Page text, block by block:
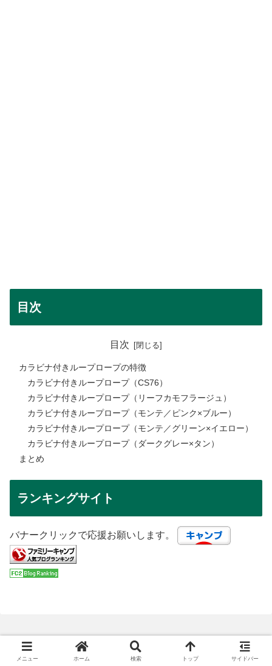
目次
目次
カラビナ付きループロープの特徴
カラビナ付きループロープ（CS76）
カラビナ付きループロープ（リーフカモフラージュ）
カラビナ付きループロープ（モンテ／ピンク×ブルー）
カラビナ付きループロープ（モンテ／グリーン×イエロー）
カラビナ付きループロープ（ダークグレー×タン）
まとめ
ランキングサイト
バナークリックで応援お願いします。
カテゴリー
メニュー ホーム 検索 トップ サイドバー